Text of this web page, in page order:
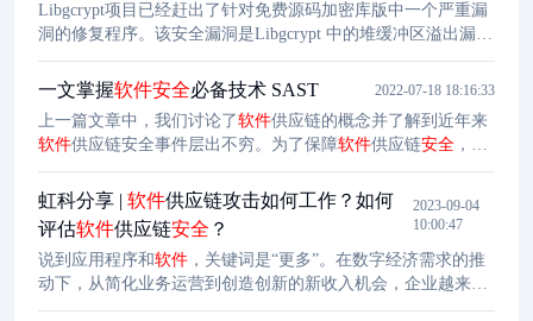
Libgcrypt项目已经赶出了针对免费源码加密库版中一个严重漏
洞的修复程序。该安全漏洞是Libgcrypt 中的堆缓冲区溢出漏
洞，研究人员说，仅解密数据块即可利用此漏洞。该问题已在
Libgcrypt版本中修复。Ormandy在他的报告中解释说，该报告
是Libgcrypt上周五的通报的一部分。Libgcrypt的作者指出，开
发人员应该用最新版本替换有漏洞的库。Homebrew的经理确认
了该错误并解决了该问题。
一文掌握软件安全必备技术 SAST 2022-07-18 18:16:33
上一篇文章中，我们讨论了软件供应链的概念并了解到近年来
软件供应链安全事件层出不穷。为了保障软件供应链安全 ，我
们需要了解网络安全领域中的一些主要技术。本篇文章将介绍
其中一个重要技术——SAST。 当开发软件时...
虹科分享 | 软件供应链攻击如何工作？如何
评估软件供应链安全 ？
2023-09-04
10:00:47
说到应用程序和软件 ，关键词是“更多”。在数字经济需求的推
动下，从简化业务运营到创造创新的新收入机会，企业越来越
依赖应用程序。云本地应用程序开发更是火上浇油。然而，情